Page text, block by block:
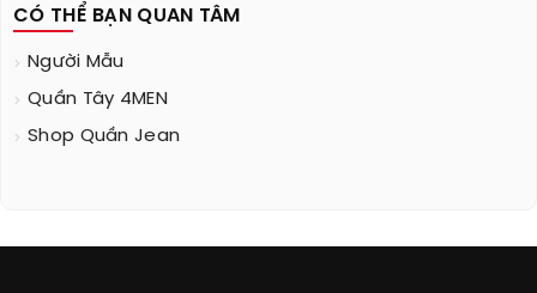
CÓ THỂ BẠN QUAN TÂM
Người Mẫu
Quần Tây 4MEN
Shop Quần Jean